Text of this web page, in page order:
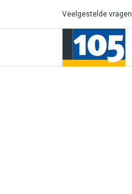
Veelgestelde vragen